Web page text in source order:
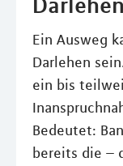
Ein Ausweg
Darlehen
ein bis
Bedeutet:
bereits die –